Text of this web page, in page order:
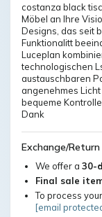
costanza black
Möbel an Ihre
Designs, das seit
Funktionalitt
Luceplan
technologischen
austauschbaren
angenehmes
bequeme
Dank
Exchange/
We offer a 30-
Final sale
To process
[email